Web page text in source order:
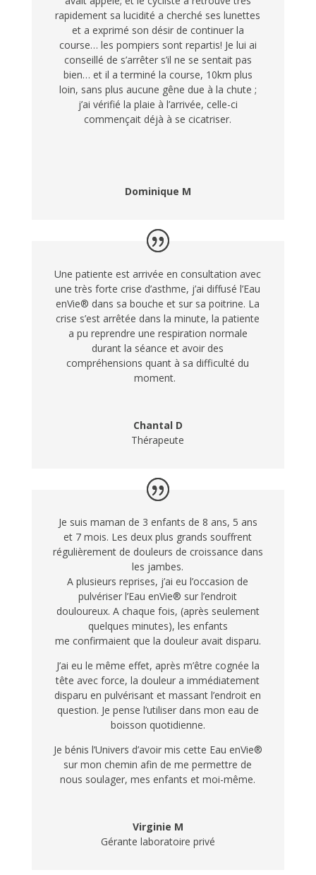
rapidement sa lucidité a cherché ses lunettes
et a exprimé son désir de continuer la
course… les pompiers sont repartis! Je lui ai
conseillé de s’arrêter s’il ne se sentait pas
bien… et il a terminé la course, 10km plus
loin, sans plus aucune gêne due à la chute ;
j’ai vérifié la plaie à l’arrivée, celle-ci
commençait déjà à se cicatriser.
Dominique M
Une patiente est arrivée en consultation avec
une très forte crise d’asthme, j’ai diffusé l’Eau
enVie® dans sa bouche et sur sa poitrine. La
crise s’est arrêtée dans la minute, la patiente
a pu reprendre une respiration normale
durant la séance et avoir des
compréhensions quant à sa difficulté du
moment.
Chantal D
Thérapeute
Je suis maman de 3 enfants de 8 ans, 5 ans
et 7 mois. Les deux plus grands souffrent
régulièrement de douleurs de croissance dans
les jambes.
A plusieurs reprises, j’ai eu l’occasion de
pulvériser l’Eau enVie® sur l’endroit
douloureux. A chaque fois, (après seulement
quelques minutes), les enfants
me confirmaient que la douleur avait disparu.
J’ai eu le même effet, après m’être cognée la
tête avec force, la douleur a immédiatement
disparu en pulvérisant et massant l’endroit en
question. Je pense l’utiliser dans mon eau de
boisson quotidienne.
Je bénis l’Univers d’avoir mis cette Eau enVie®
sur mon chemin afin de me permettre de
nous soulager, mes enfants et moi-même.
Virginie M
Gérante laboratoire privé